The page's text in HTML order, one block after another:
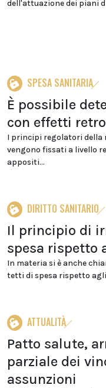
dell'attuazione dei piani
SPESA SANITARIA
È possibile
con effetti
I principi regolatori della
vengono fissati a livello
appositi...
DIRITTO SANITARIO
Il principio di
spesa rispetto
In materia si è anche
tetti di spesa rispetto
ATTUALITÀ
Patto salute,
parziale dei
assunzioni